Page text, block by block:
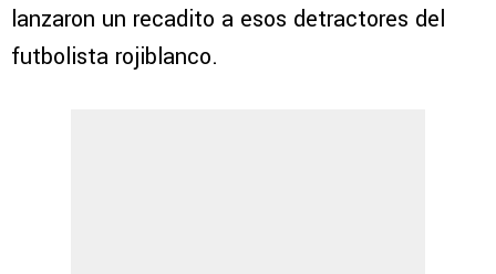
lanzaron un recadito a esos detractores del
futbolista rojiblanco.